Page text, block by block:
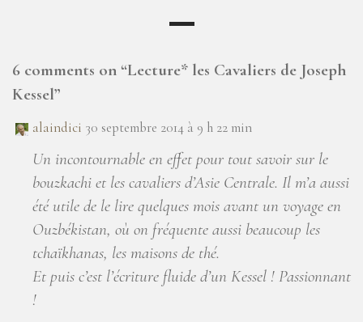
6 comments on “Lecture* les Cavaliers de Joseph
Kessel”
alaindici 30 septembre 2014 à 9 h 22 min
Un incontournable en effet pour tout savoir sur le
bouzkachi et les cavaliers d’Asie Centrale. Il m’a aussi
été utile de le lire quelques mois avant un voyage en
Ouzbékistan, où on fréquente aussi beaucoup les
tchaïkhanas, les maisons de thé.
Et puis c’est l’écriture fluide d’un Kessel ! Passionnant
!